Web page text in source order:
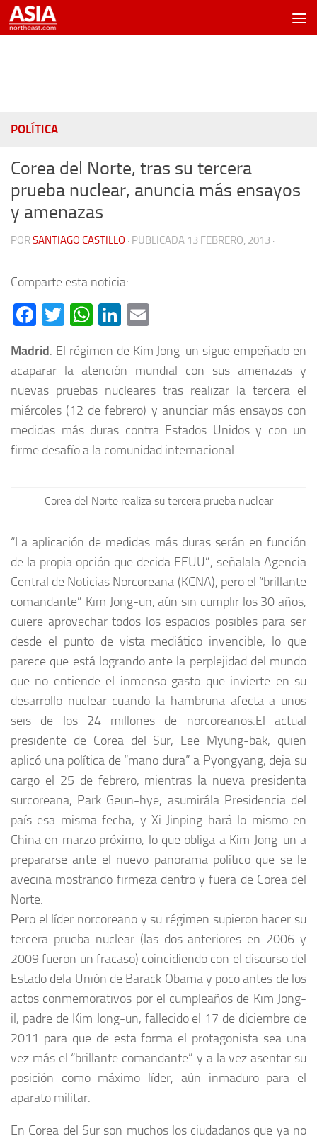
Saltar al contenido
POLÍTICA
Corea del Norte, tras su tercera
prueba nuclear, anuncia más ensayos
y amenazas
PORSANTIAGO CASTILLO · PUBLICADA 13 FEBRERO, 2013 ·
Comparte esta noticia:
Facebook
TwitterWhatsApp
LinkedIn
Madrid. El régimen de Kim Jong-un sigue empeñado en
acaparar la atención mundial con sus amenazas y
nuevas pruebas nucleares tras realizar la tercera el
miércoles (12 de febrero) y anunciar más ensayos con
medidas más duras contra Estados Unidos y con un
firme desafío a la comunidad internacional.
Corea del Norte realiza su tercera prueba nuclear
“La aplicación de medidas más duras serán en función
de la propia opción que decida EEUU”, señalala Agencia
Central de Noticias Norcoreana (KCNA), pero el “brillante
comandante” Kim Jong-un, aún sin cumplir los 30 años,
quiere aprovechar todos los espacios posibles para ser
desde el punto de vista mediático invencible, lo que
parece que está logrando ante la perplejidad del mundo
que no entiende el inmenso gasto que invierte en su
desarrollo nuclear cuando la hambruna afecta a unos
seis de los 24 millones de norcoreanos.El actual
presidente de Corea del Sur, Lee Myung-bak, quien
aplicó una política de “mano dura” a Pyongyang, deja su
cargo el 25 de febrero, mientras la nueva presidenta
surcoreana, Park Geun-hye, asumirála Presidencia del
país esa misma fecha, y Xi Jinping hará lo mismo en
China en marzo próximo, lo que obliga a Kim Jong-un a
prepararse ante el nuevo panorama político que se le
avecina mostrando firmeza dentro y fuera de Corea del
Norte.
Pero el líder norcoreano y su régimen supieron hacer su
tercera prueba nuclear (las dos anteriores en 2006 y
2009 fueron un fracaso) coincidiendo con el discurso del
Estado dela Unión de Barack Obama y poco antes de los
actos conmemorativos por el cumpleaños de Kim Jong-
il, padre de Kim Jong-un, fallecido el 17 de diciembre de
2011 para que de esta forma el protagonista sea una
vez más el “brillante comandante” y a la vez asentar su
posición como máximo líder, aún inmaduro para el
aparato militar.
En Corea del Sur son muchos los ciudadanos que ya no